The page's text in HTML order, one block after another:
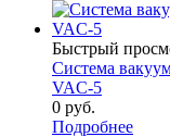
Быстрый
Система
VAC-5
0 руб.
Подробнее